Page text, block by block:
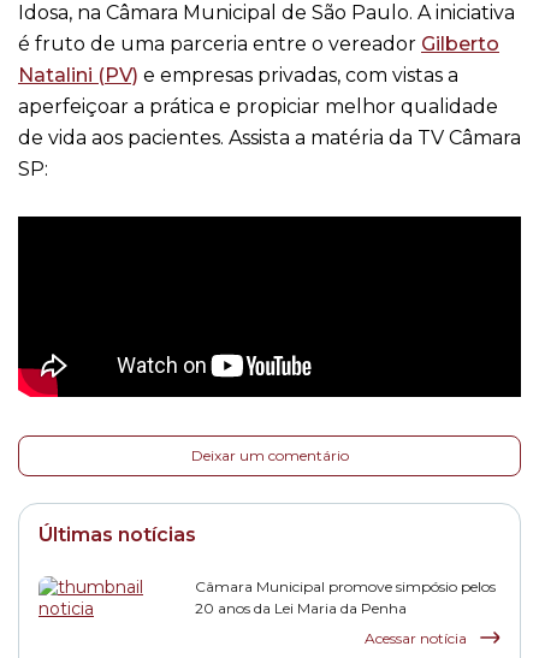
Idosa, na Câmara Municipal de São Paulo. A iniciativa
é fruto de uma parceria entre o vereador Gilberto
Natalini (PV) e empresas privadas, com vistas a
aperfeiçoar a prática e propiciar melhor qualidade
de vida aos pacientes. Assista a matéria da TV Câmara
SP:
Deixar um comentário
Últimas notícias
Câmara Municipal promove simpósio pelos
20 anos da Lei Maria da Penha
Acessar notícia